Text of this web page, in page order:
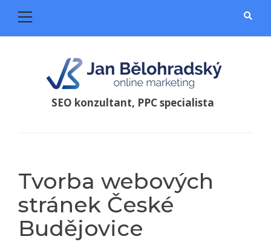
SEO konzultant, PPC specialista
Tvorba webových
stránek České
Budějovice